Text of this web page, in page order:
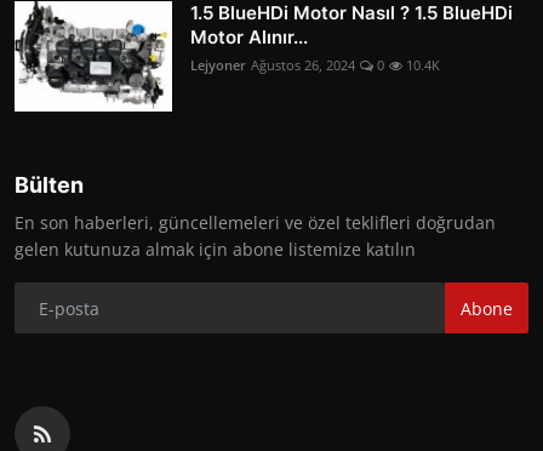
1.5 BlueHDi Motor Nasıl ? 1.5 BlueHDi
Motor Alınır...
Lejyoner Ağustos 26, 2024 0 10.4K
Bülten
En son haberleri, güncellemeleri ve özel teklifleri doğrudan
gelen kutunuza almak için abone listemize katılın
Abone